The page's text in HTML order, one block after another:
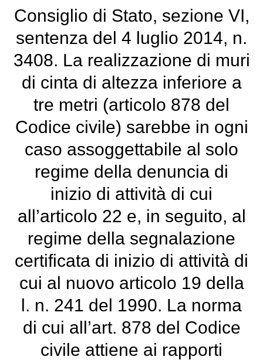
Consiglio di Stato, sezione VI,
sentenza del 4 luglio 2014, n.
3408. La realizzazione di muri
di cinta di altezza inferiore a
tre metri (articolo 878 del
Codice civile) sarebbe in ogni
caso assoggettabile al solo
regime della denuncia di
inizio di attività di cui
all’articolo 22 e, in seguito, al
regime della segnalazione
certificata di inizio di attività di
cui al nuovo articolo 19 della
l. n. 241 del 1990. La norma
di cui all’art. 878 del Codice
civile attiene ai rapporti